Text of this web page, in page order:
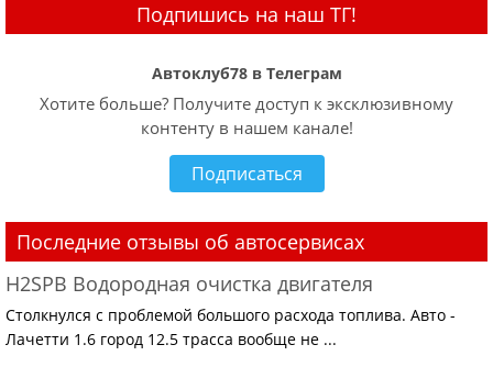
Подпишись на наш ТГ!
Автоклуб78 в Телеграм
Хотите больше? Получите доступ к эксклюзивному
контенту в нашем канале!
Подписаться
Последние отзывы об автосервисах
H2SPB Водородная очистка двигателя
Столкнулся с проблемой большого расхода топлива. Авто -
Лачетти 1.6 город 12.5 трасса вообще не ...